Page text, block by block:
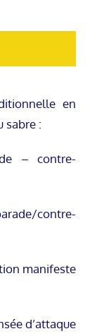
en
sabre :
– contre-
contre-
manifeste
d’attaque